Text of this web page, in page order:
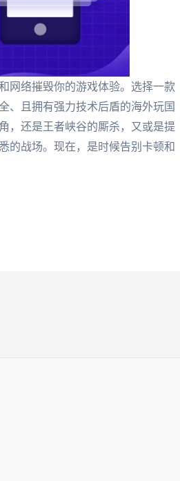
网络摧毁你的游戏体验。选择一款
、且拥有强力技术后盾的海外玩国
，还是王者峡谷的厮杀，又或是提
的战场。现在，是时候告别卡顿和